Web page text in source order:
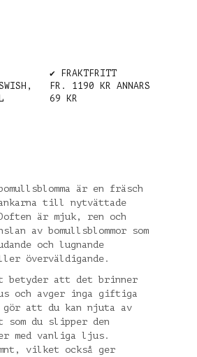
✔️ FRAKTFRITT
FR. 1190 KR ANNARS
69 KR
är en fräsch
till nytvättade
är mjuk, ren och
av bomullsblommor som
och lugnande
överväldigande.
betyder att det brinner
och avger inga giftiga
gör att du kan njuta av
som du slipper den
med vanliga ljus.
vilket också ger